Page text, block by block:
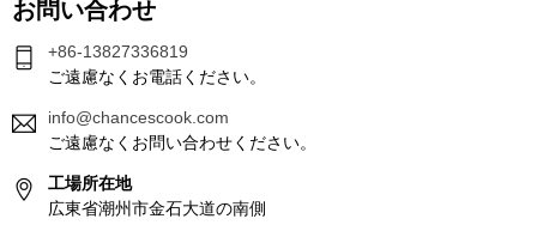
お問い合わせ
+86-13827336819
ご遠慮なくお電話ください。
info@chancescook.com
ご遠慮なくお問い合わせください。
工場所在地
広東省潮州市金石大道の南側